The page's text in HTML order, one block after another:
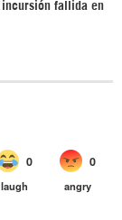
incursión fallida en